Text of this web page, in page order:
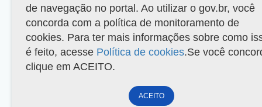
de navegação no portal. Ao utilizar o gov.br, você
concorda com a política de monitoramento de
cookies. Para ter mais informações sobre como
é feito, acesse Política de cookies.Se você
clique em ACEITO.
ACEITO